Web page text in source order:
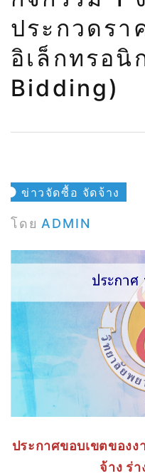
ประกวดรา
อิเล็กทรอนิ
Bidding)
ข่าวจัดซื้อ จัดจ้าง
โดย ADMIN
ประกาศขอบเขตของง
จ้าง ร่